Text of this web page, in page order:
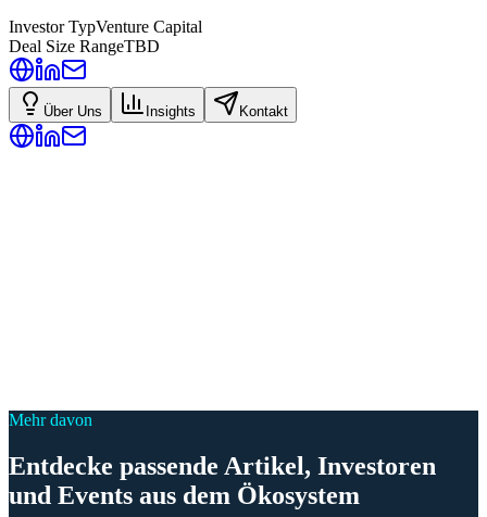
Investor TypVenture Capital
Deal Size RangeTBD
Über Uns Insights Kontakt
Mehr davon
Entdecke passende Artikel, Investoren
und Events aus dem Ökosystem